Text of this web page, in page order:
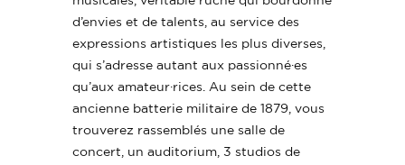
d’envies et de talents, au service des
expressions artistiques les plus diverses,
qui s’adresse autant aux passionné·es
qu’aux amateur·rices. Au sein de cette
ancienne batterie militaire de 1879, vous
trouverez rassemblés une salle de
concert, un auditorium, 3 studios de